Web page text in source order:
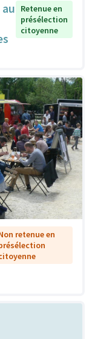
Retenue en
présélection
citoyenne
retenue en